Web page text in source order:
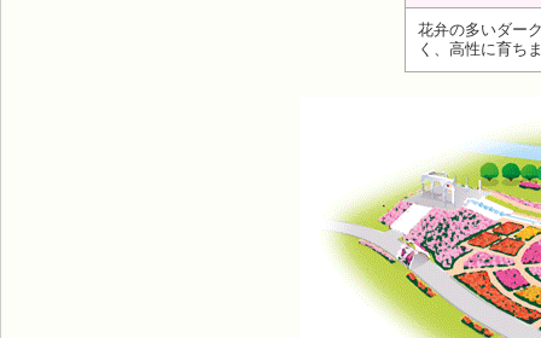
花弁の多いダー
く、高性に育ち